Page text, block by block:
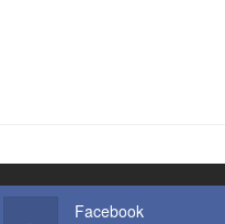
Facebook